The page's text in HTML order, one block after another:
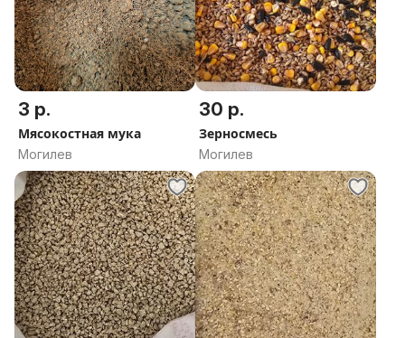
3 р.
Мясокостная мука
Могилев
30 р.
Зерносмесь
Могилев